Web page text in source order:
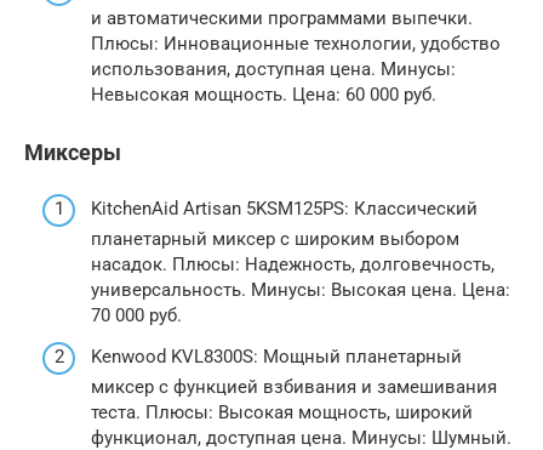
и автоматическими программами выпечки.
Плюсы: Инновационные технологии, удобство
использования, доступная цена. Минусы:
Невысокая мощность. Цена: 60 000 руб.
Миксеры
KitchenAid Artisan 5KSM125PS: Классический
планетарный миксер с широким выбором
насадок. Плюсы: Надежность, долговечность,
универсальность. Минусы: Высокая цена. Цена:
70 000 руб.
Kenwood KVL8300S: Мощный планетарный
миксер с функцией взбивания и замешивания
теста. Плюсы: Высокая мощность, широкий
функционал, доступная цена. Минусы: Шумный.